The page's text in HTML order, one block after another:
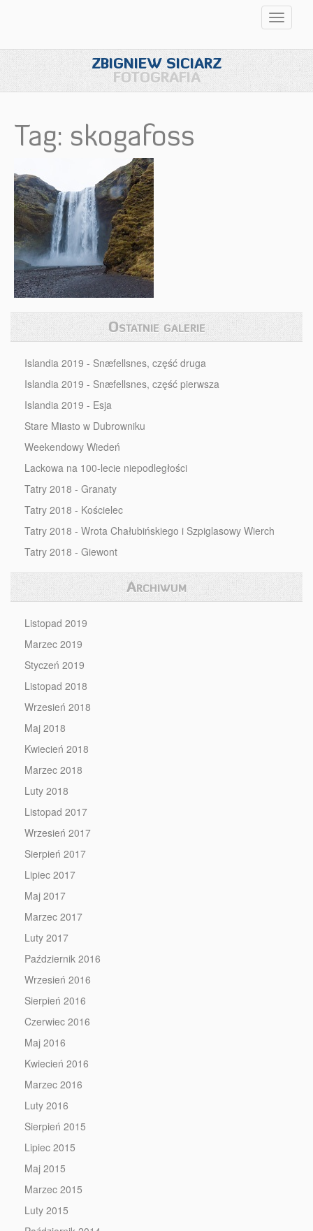
ZBIGNIEW SICIARZ
FOTOGRAFIA
Tag: skogafoss
Ostatnie galerie
Islandia 2019 - Snæfellsnes, część druga
Islandia 2019 - Snæfellsnes, część pierwsza
Islandia 2019 - Esja
Stare Miasto w Dubrowniku
Weekendowy Wiedeń
Lackowa na 100-lecie niepodległości
Tatry 2018 - Granaty
Tatry 2018 - Kościelec
Tatry 2018 - Wrota Chałubińskiego i Szpiglasowy Wierch
Tatry 2018 - Giewont
Archiwum
Listopad 2019
Marzec 2019
Styczeń 2019
Listopad 2018
Wrzesień 2018
Maj 2018
Kwiecień 2018
Marzec 2018
Luty 2018
Listopad 2017
Wrzesień 2017
Sierpień 2017
Lipiec 2017
Maj 2017
Marzec 2017
Luty 2017
Październik 2016
Wrzesień 2016
Sierpień 2016
Czerwiec 2016
Maj 2016
Kwiecień 2016
Marzec 2016
Luty 2016
Sierpień 2015
Lipiec 2015
Maj 2015
Marzec 2015
Luty 2015